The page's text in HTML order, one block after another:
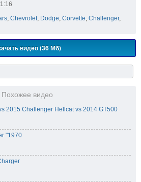
, Chevrolet, Dodge, Corvette, Challenger,
видео (36 Мб)
Похожее видео
2015 Challenger Hellcat vs 2014 GT500
"1970